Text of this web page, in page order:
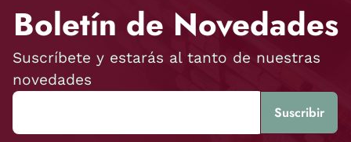
Boletín de Novedades
Suscríbete y estarás al tanto de nuestras
novedades